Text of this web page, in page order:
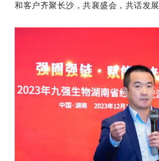
和客户齐聚长沙，共襄盛会，共话发展